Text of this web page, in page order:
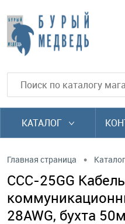
КАТАЛОГ
Главная страница •
CCC-25GG
28AWG, бухта